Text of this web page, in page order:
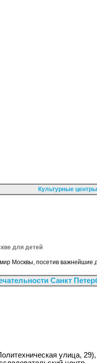
Культурные
для детей
Москвы, посетив
Санкт
улица,